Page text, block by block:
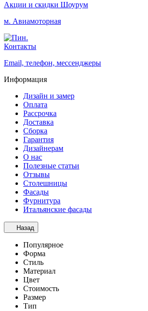
Акции и скидки Шоурум
м. Авиамоторная
Контакты
Email, телефон, мессенджеры
Информация
Дизайн и замер
Оплата
Рассрочка
Доставка
Сборка
Гарантия
Дизайнерам
О нас
Полезные статьи
Отзывы
Столешницы
Фасады
Фурнитура
Итальянские фасады
Назад
Популярное
Форма
Стиль
Материал
Цвет
Стоимость
Размер
Тип